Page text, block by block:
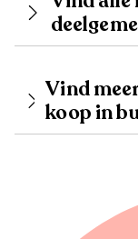
Vind
koop in